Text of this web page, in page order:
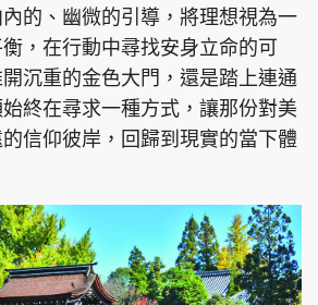
的、幽微的引導，將理想視為一
，在行動中尋找安身立命的可
沉重的金色大門，還是踏上連通
終在尋求一種方式，讓那份對美
信仰彼岸，回歸到現實的當下體